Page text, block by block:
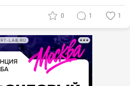
0 1 1
LAB.RU